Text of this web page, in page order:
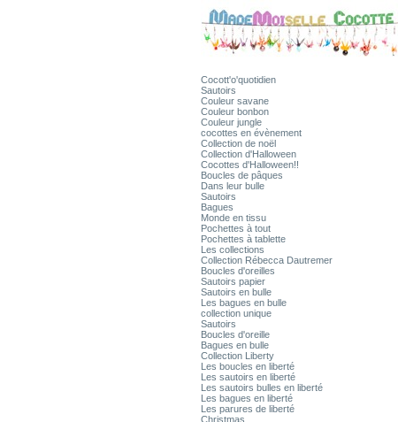
Cocott'o'quotidien
Sautoirs
Couleur savane
Couleur bonbon
Couleur jungle
cocottes en évènement
Collection de noël
Collection d'Halloween
Cocottes d'Halloween!!
Boucles de pâques
Dans leur bulle
Sautoirs
Bagues
Monde en tissu
Pochettes à tout
Pochettes à tablette
Les collections
Collection Rébecca Dautremer
Boucles d'oreilles
Sautoirs papier
Sautoirs en bulle
Les bagues en bulle
collection unique
Sautoirs
Boucles d'oreille
Bagues en bulle
Collection Liberty
Les boucles en liberté
Les sautoirs en liberté
Les sautoirs bulles en liberté
Les bagues en liberté
Les parures de liberté
Christmas